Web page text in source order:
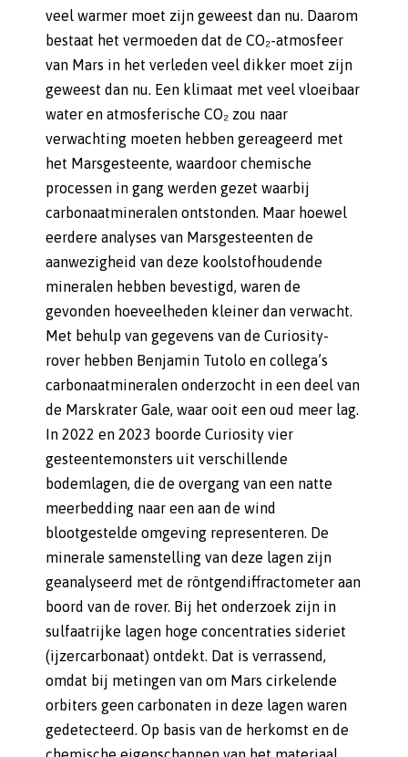
veel warmer moet zijn geweest dan nu. Daarom
bestaat het vermoeden dat de CO₂-atmosfeer
van Mars in het verleden veel dikker moet zijn
geweest dan nu. Een klimaat met veel vloeibaar
water en atmosferische CO₂ zou naar
verwachting moeten hebben gereageerd met
het Marsgesteente, waardoor chemische
processen in gang werden gezet waarbij
carbonaatmineralen ontstonden. Maar hoewel
eerdere analyses van Marsgesteenten de
aanwezigheid van deze koolstofhoudende
mineralen hebben bevestigd, waren de
gevonden hoeveelheden kleiner dan verwacht.
Met behulp van gegevens van de Curiosity-
rover hebben Benjamin Tutolo en collega’s
carbonaatmineralen onderzocht in een deel van
de Marskrater Gale, waar ooit een oud meer lag.
In 2022 en 2023 boorde Curiosity vier
gesteentemonsters uit verschillende
bodemlagen, die de overgang van een natte
meerbedding naar een aan de wind
blootgestelde omgeving representeren. De
minerale samenstelling van deze lagen zijn
geanalyseerd met de röntgendiffractometer aan
boord van de rover. Bij het onderzoek zijn in
sulfaatrijke lagen hoge concentraties sideriet
(ijzercarbonaat) ontdekt. Dat is verrassend,
omdat bij metingen van om Mars cirkelende
orbiters geen carbonaten in deze lagen waren
gedetecteerd. Op basis van de herkomst en de